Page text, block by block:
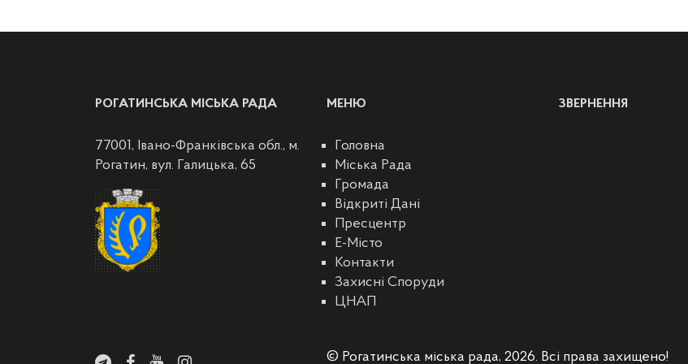
РОГАТИНСЬКА МІСЬКА РАДА
77001, Івано-Франківська обл., м.
Рогатин, вул. Галицька, 65
МЕНЮ
Головна
Міська Рада
Громада
Відкриті Дані
Пресцентр
E-Місто
Контакти
Захисні Споруди
ЦНАП
ЗВЕРНЕННЯ
© Рогатинська міська рада, 2026. Всі права захищено!